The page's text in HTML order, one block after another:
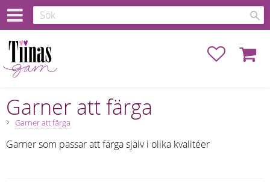
Favoriter
Garner att färga
Garner att färga
Garner som passar att färga själv i olika kvalitéer